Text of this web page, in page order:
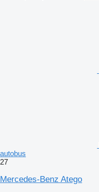
autobus
27
Mercedes-Benz Atego